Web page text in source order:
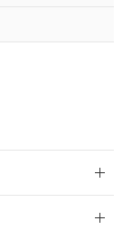
共同利
明書
ら備考
を完了
限
ま